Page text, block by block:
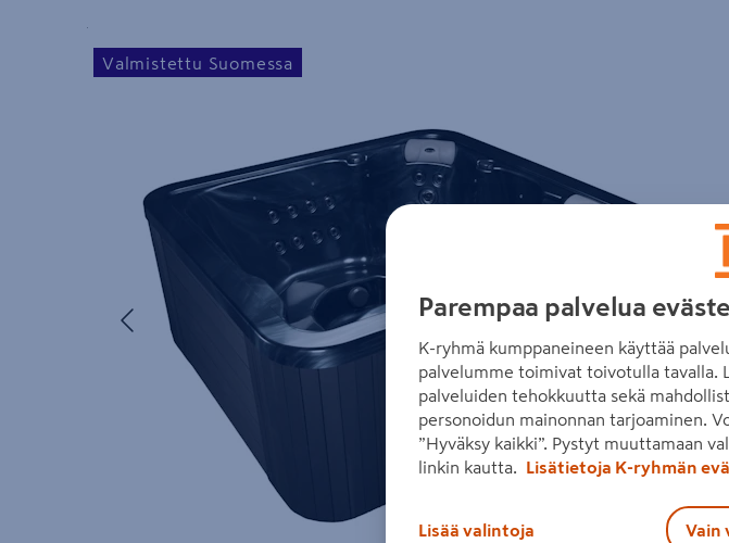
Yksityiskohtainen kuvaus löytyy Tuotteen kuvaus -maamerkistä
Edellinen
Valmistettu Suomessa
Parempaa palvelua
K-ryhmä kumppaneineen käyttää
palvelumme toimivat toivotulla tavalla.
palveluiden tehokkuutta sekä
personoidun mainonnan tarjoaminen.
”Hyväksy kaikki”. Pystyt muuttamaan
linkin kautta.
Lisätietoja K-ryhmän
Lisää valintoja Vain